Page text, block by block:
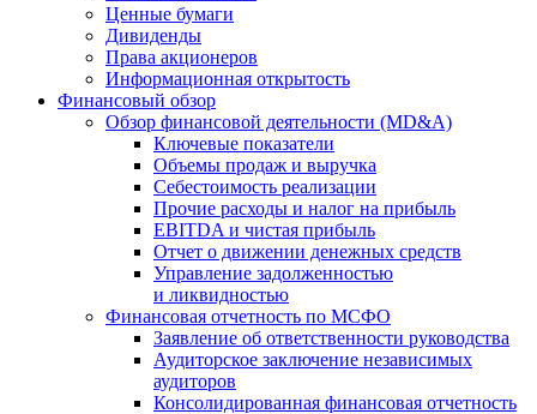
Ценные бумаги
Дивиденды
Права акционеров
Информационная открытость
Финансовый обзор
Обзор финансовой деятельности (MD&A)
Ключевые показатели
Объемы продаж и выручка
Себестоимость реализации
Прочие расходы и налог на прибыль
EBITDA и чистая прибыль
Отчет о движении денежных средств
Управление задолженностью
и ликвидностью
Финансовая отчетность по МСФО
Заявление об ответственности руководства
Аудиторское заключение независимых
аудиторов
Консолидированная финансовая отчетность